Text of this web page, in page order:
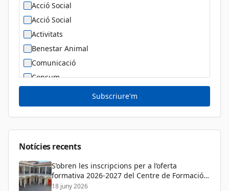
Acció Social
Acció Social
Activitats
Benestar Animal
Comunicació
Consum
Diversitat Sexual i de Gènere
Dona
Subscriure'm
Notícies recents
S’obren les inscripcions per a l’oferta
formativa 2026-2027 del Centre de Formació
de Persones Adultes
18 juny 2026